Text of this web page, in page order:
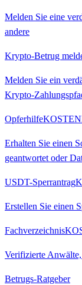
Melden Sie eine
andere
Krypto-Betrug
Melden Sie ein
Krypto-
Opferhilfe
Erhalten Sie einen
geantwortet oder
USDT-Sperrantrag
Erstellen Sie einen
Fachverzeichnis
Verifizierte
Betrugs-Ratgeber